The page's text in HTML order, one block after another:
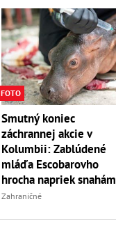
FOTO
Smutný koniec
záchrannej akcie v
Kolumbii: Zablúdené
mláďa Escobarovho
hrocha napriek snahám
úradov uhynulo
Zahraničné